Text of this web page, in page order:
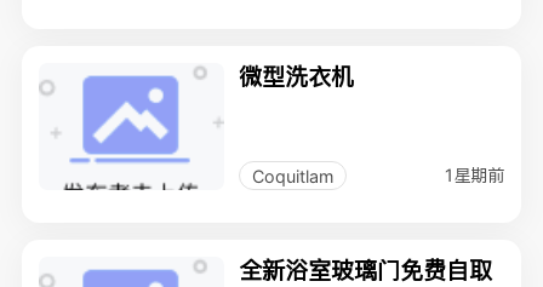
微型洗衣机
Coquitlam 1星期前
全新浴室玻璃门免费自取